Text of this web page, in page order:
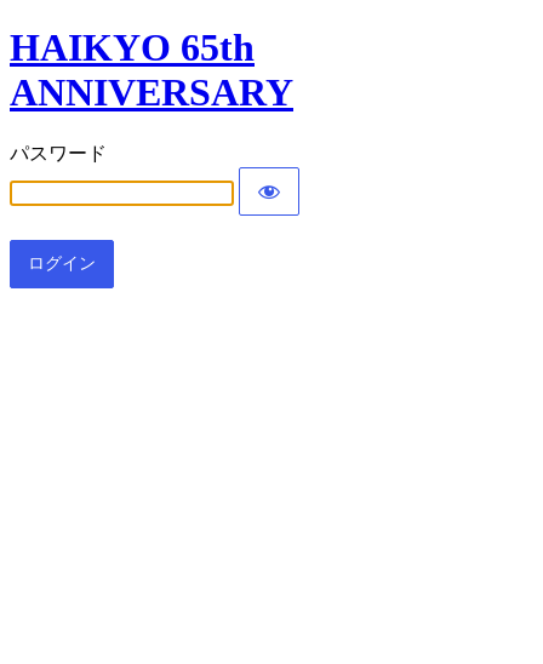
HAIKYO 65th
ANNIVERSARY
パスワード